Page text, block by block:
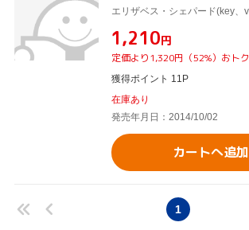
¥1,210円
定価より1,320円（52%）おトク
獲得ポイント 11P
在庫あり
発売年月日：2014/10/02
カートへ追加
1